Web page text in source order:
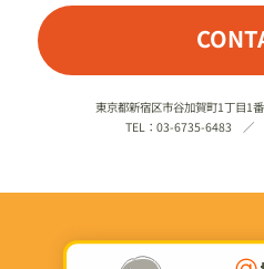
東京都新宿区市谷加賀町1丁目1
TEL：03-6735-6483 ／